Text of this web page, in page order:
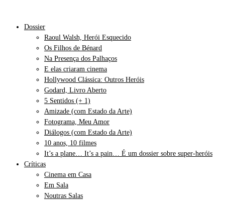
Dossier
Raoul Walsh, Herói Esquecido
Os Filhos de Bénard
Na Presença dos Palhaços
E elas criaram cinema
Hollywood Clássica: Outros Heróis
Godard, Livro Aberto
5 Sentidos (+ 1)
Amizade (com Estado da Arte)
Fotograma, Meu Amor
Diálogos (com Estado da Arte)
10 anos, 10 filmes
It’s a plane… It’s a pain… É um dossier sobre super-heróis
Críticas
Cinema em Casa
Em Sala
Noutras Salas